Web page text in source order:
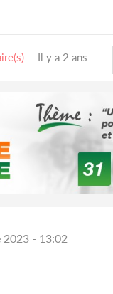
Il y a 2 ans
- 13:02